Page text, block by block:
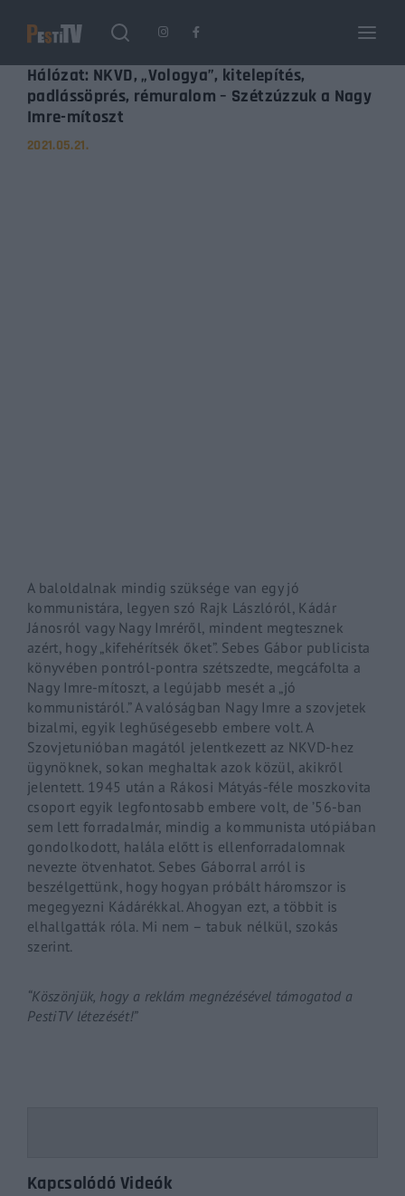
Hálózat: NKVD, „Vologya”, kitelepítés,
padlássöprés, rémuralom – Szétzúzzuk a Nagy
Imre-mítoszt
2021.05.21.
A baloldalnak mindig szüksége van egy jó
kommunistára, legyen szó Rajk Lászlóról, Kádár
Jánosról vagy Nagy Imréről, mindent megtesznek
azért, hogy „kifehérítsék őket”. Sebes Gábor publicista
könyvében pontról-pontra szétszedte, megcáfolta a
Nagy Imre-mítoszt, a legújabb mesét a „jó
kommunistáról.” A valóságban Nagy Imre a szovjetek
bizalmi, egyik leghűségesebb embere volt. A
Szovjetunióban magától jelentkezett az NKVD-hez
ügynöknek, sokan meghaltak azok közül, akikről
jelentett. 1945 után a Rákosi Mátyás-féle moszkovita
csoport egyik legfontosabb embere volt, de ’56-ban
sem lett forradalmár, mindig a kommunista utópiában
gondolkodott, halála előtt is ellenforradalomnak
nevezte ötvenhatot. Sebes Gáborral arról is
beszélgettünk, hogy hogyan próbált háromszor is
megegyezni Kádárékkal. Ahogyan ezt, a többit is
elhallgatták róla. Mi nem – tabuk nélkül, szokás
szerint.
“Köszönjük, hogy a reklám megnézésével támogatod a
PestiTV létezését!”
Kapcsolódó Videók
Login Register